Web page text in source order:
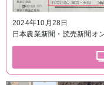
2024年10月28日
日本農業新聞・読売新聞オ